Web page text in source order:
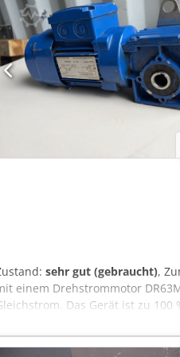
sehr gut (gebraucht),
einem Drehstrommotor
Das Gerät ist zu
der Getriebemotor gründlich
sichtbar, was auf den